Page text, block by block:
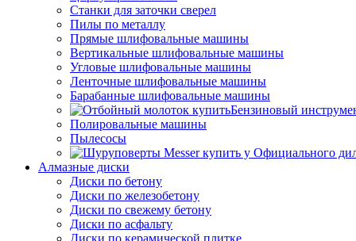
Станки для заточки сверел
Пилы по металлу
Прямые шлифовальные машины
Вертикальные шлифовальные машины
Угловые шлифовальные машины
Ленточные шлифовальные машины
Барабанные шлифовальные машины
Бензиновый
Полировальные машины
Пылесосы
Алмазные диски
Диски по бетону
Диски по железобетону
Диски по свежему бетону
Диски по асфальту
Диски по керамической плитке